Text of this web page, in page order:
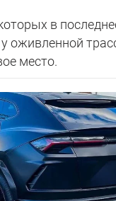
в
у оживленной
место.